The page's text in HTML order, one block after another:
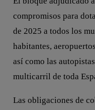
compromisos para
de 2025 a todos los
habitantes,
así como las
multicarril de toda
Las obligaciones de